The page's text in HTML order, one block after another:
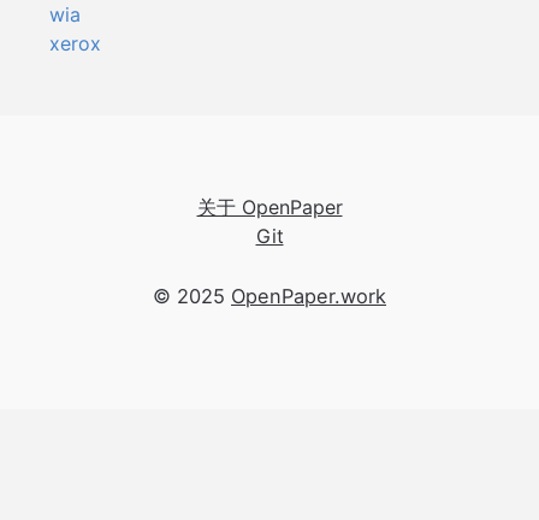
wia
xerox
关于 OpenPaper
Git
© 2025 OpenPaper.work